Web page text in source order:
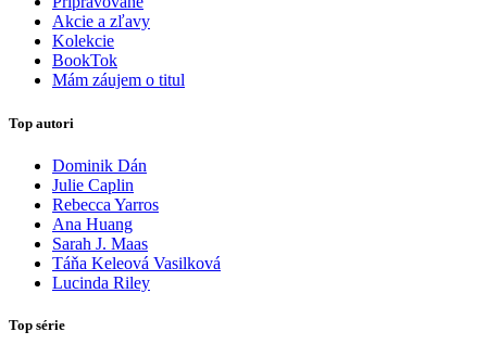
Akcie a zľavy
Kolekcie
BookTok
Mám záujem o titul
Top autori
Dominik Dán
Julie Caplin
Rebecca Yarros
Ana Huang
Sarah J. Maas
Táňa Keleová Vasilková
Lucinda Riley
Top série